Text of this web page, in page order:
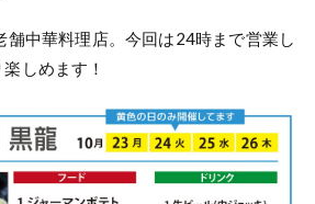
中華料理店。今回は24時まで営業し
しめます！